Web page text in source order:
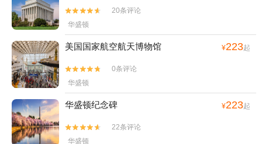


20条评论
华盛顿
美国国家航空航天博物馆 ¥223起


0条评论
华盛顿
华盛顿纪念碑 ¥223起


22条评论
华盛顿